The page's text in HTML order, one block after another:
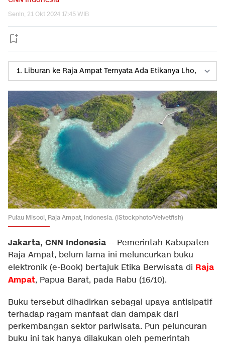
Senin, 21 Okt 2024 17:45 WIB
Pulau Misool, Raja Ampat, Indonesia. (iStockphoto/Velvetfish)
Jakarta, CNN Indonesia -- Pemerintah Kabupaten
Raja Ampat, belum lama ini meluncurkan buku
elektronik (e-Book) bertajuk Etika Berwisata di Raja
Ampat, Papua Barat, pada Rabu (16/10).
Buku tersebut dihadirkan sebagai upaya antisipatif
terhadap ragam manfaat dan dampak dari
perkembangan sektor pariwisata. Pun peluncuran
buku ini tak hanya dilakukan oleh pemerintah